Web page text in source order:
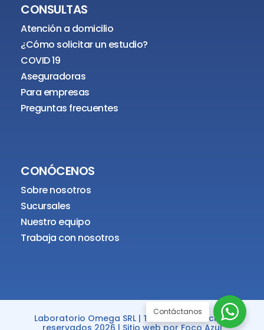
CONSULTAS
Atención a domicilio
¿Cómo solicitar un estudio?
COVID 19
Aseguradoras
Para empresas
Preguntas frecuentes
CONÓCENOS
Sobre nosotros
Sucursales
Nuestro equipo
Trabaja con nosotros
Laboratorio Omega SRL | Todos los derechos
reservados 2026 | Sitio web porFoco Azul
Contáctanos